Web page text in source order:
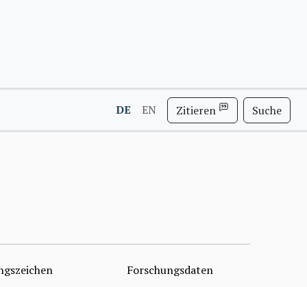
DE EN Zitieren Suche
Forschungsdaten